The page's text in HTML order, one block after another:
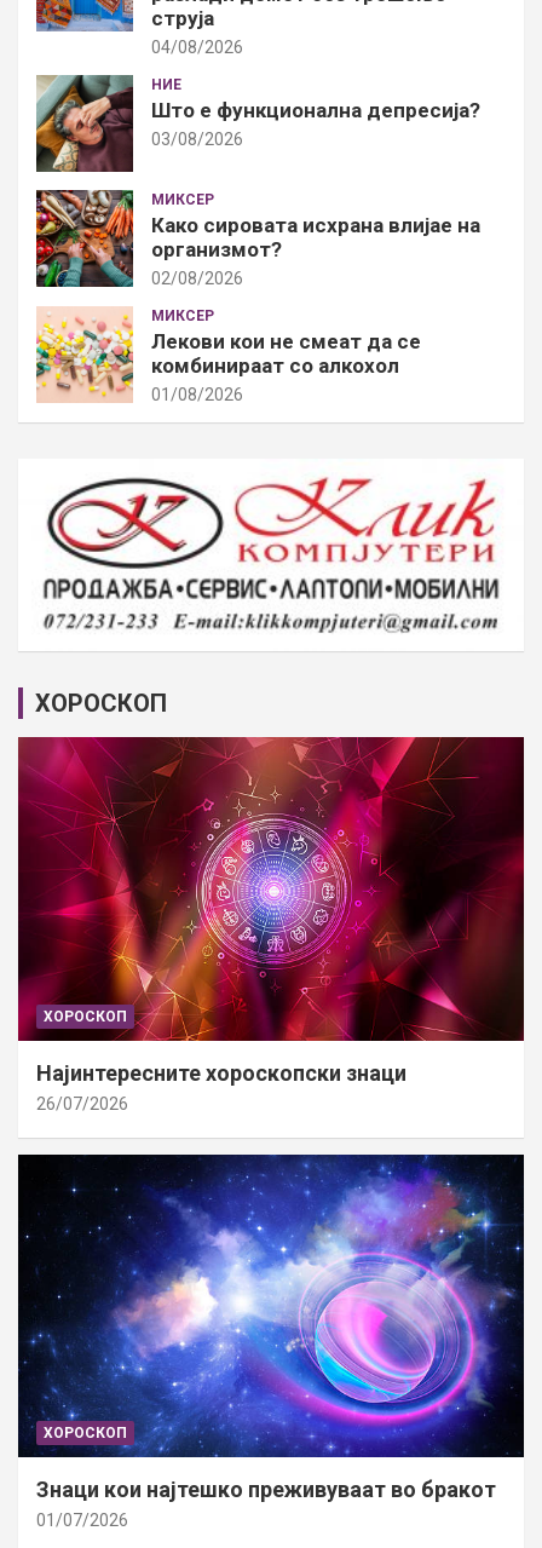
струја
04/08/2026
НИЕ
Што е функционална депресија?
03/08/2026
МИКСЕР
Како сировата исхрана влијае на
организмот?
02/08/2026
МИКСЕР
Лекови кои не смеат да се
комбинираат со алкохол
01/08/2026
ХОРОСКОП
ХОРОСКОП
Најинтересните хороскопски знаци
26/07/2026
ХОРОСКОП
Знаци кои најтешко преживуваат во бракот
01/07/2026